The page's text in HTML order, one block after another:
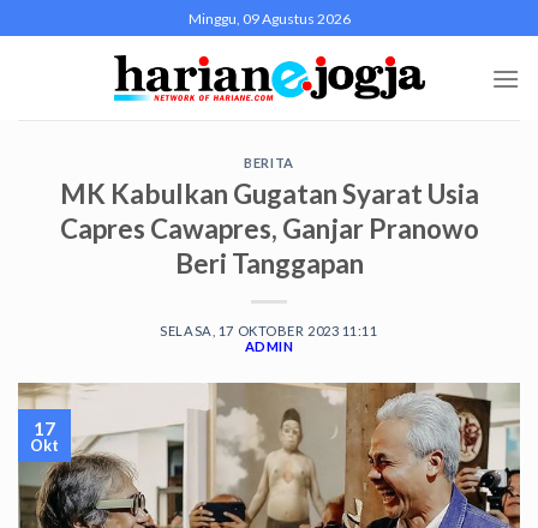
to
Minggu, 09 Agustus 2026
BERITA
MK Kabulkan Gugatan Syarat Usia
Capres Cawapres, Ganjar Pranowo
Beri Tanggapan
SELASA, 17 OKTOBER 2023 11:11
ADMIN
17
Okt